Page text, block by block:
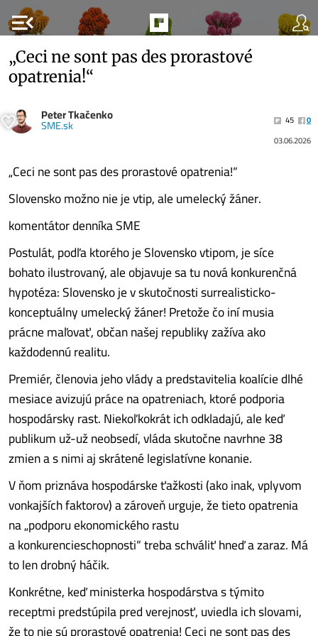
menu_open
„Ceci ne sont pas des prorastové
opatrenia!“
Peter Tkačenko
SME.sk 45
0
03.06.2026
„Ceci ne sont pas des prorastové opatrenia!“
Slovensko možno nie je vtip, ale umelecký žáner.
komentátor denníka SME
Postulát, podľa ktorého je Slovensko vtipom, je síce
bohato ilustrovaný, ale objavuje sa tu nová konkurenčná
hypotéza: Slovensko je v skutočnosti surrealisticko-
konceptuálny umelecký žáner! Pretože čo iní musia
prácne maľovať, občan našej republiky zažíva ako
každodennú realitu.
Premiér, členovia jeho vlády a predstavitelia koalície dlhé
mesiace avizujú práce na opatreniach, ktoré podporia
hospodársky rast. Niekoľkokrát ich odkladajú, ale keď
publikum už-už neobsedí, vláda skutočne navrhne 38
zmien a s nimi aj skrátené legislatívne konanie.
V ňom priznáva hospodárske ťažkosti (ako inak, vplyvom
vonkajších faktorov) a zároveň urguje, že tieto opatrenia
na „podporu ekonomického rastu
a konkurencieschopnosti“ treba schváliť hneď a zaraz. Má
to len drobný háčik.
Konkrétne, keď ministerka hospodárstva s týmito
receptmi predstúpila pred verejnosť, uviedla ich slovami,